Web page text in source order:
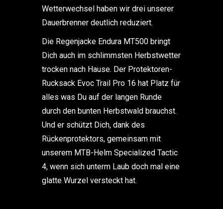
Wetterwechsel haben wir drei unserer
Dauerbrenner deutlich reduziert.
Die Regenjacke Endura MT500 bringt
Dich auch im schlimmsten Herbstwetter
trocken nach Hause. Der Protektoren-
Rucksack Evoc Trail Pro 16 hat Platz für
alles was Du auf der langen Runde
durch den bunten Herbstwald brauchst.
Und er schützt Dich, dank des
Rückenprotektors, gemeinsam mit
unserem MTB-Helm Specialized Tactic
4, wenn sich unterm Laub doch mal eine
glatte Wurzel versteckt hat.